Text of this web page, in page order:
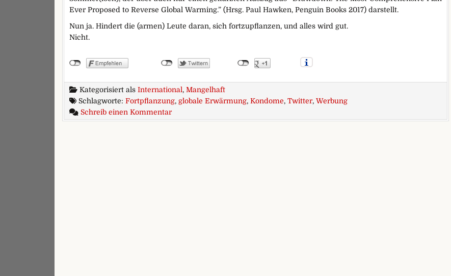
Ever Proposed to Reverse Global Warming.” (Hrsg. Paul Hawken, Penguin Books 2017) darstellt.
Nun ja. Hindert die (armen) Leute daran, sich fortzupflanzen, und alles wird gut.
Nicht.
Kategorisiert als International, Mangelhaft
Schlagworte: Fortpflanzung, globale Erwärmung, Kondome, Twitter, Werbung
Schreib einen Kommentarzu Stoppt die globale Erwärmung! Benutzt Kondome!